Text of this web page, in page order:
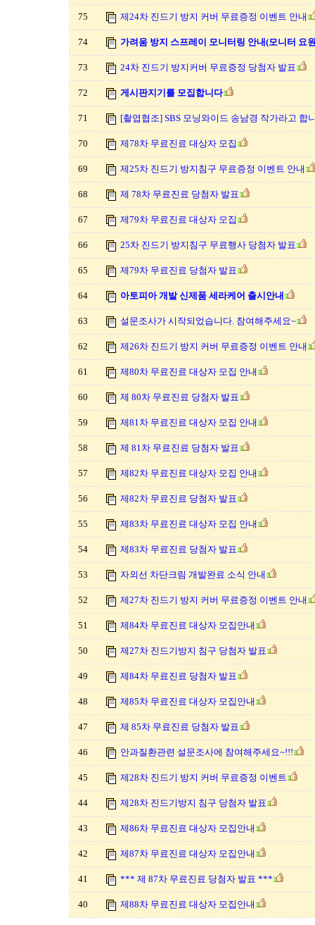
75 제24차 진드기 방지 커버 무료증정 이벤트 안내
74 가려움 방지 스프레이 모니터링 안내(모니터 요
73 24차 진드기 방지커버 무료증정 당첨자 발표
72 게시판지기를 모집합니다
71 [촬엽협조] SBS 모닝와이드 송남경 작가라고 합
70 제78차 무료진료 대상자 모집
69 제25차 진드기 방지침구 무료증정 이벤트 안내
68 제 78차 무료진료 당첨자 발표
67 제79차 무료진료 대상자 모집
66 25차 진드기 방지침구 무료행사 당첨자 발표
65 제79차 무료진료 당첨자 발표
64 아토피아 개발 신제품 세라케어 출시안내
63 설문조사가 시작되었습니다. 참여해주세요~
62 제26차 진드기 방지 커버 무료증정 이벤트 안내
61 제80차 무료진료 대상자 모집 안내
60 제 80차 무료진료 당첨자 발표
59 제81차 무료진료 대상자 모집 안내
58 제 81차 무료진료 당첨자 발표
57 제82차 무료진료 대상자 모집 안내
56 제82차 무료진료 당첨자 발표
55 제83차 무료진료 대상자 모집 안내
54 제83차 무료진료 당첨자 발표
53 자외선 차단크림 개발완료 소식 안내
52 제27차 진드기 방지 커버 무료증정 이벤트 안내
51 제84차 무료진료 대상자 모집안내
50 제27차 진드기방지 침구 당첨자 발표
49 제84차 무료진료 당첨자 발표
48 제85차 무료진료 대상자 모집안내
47 제 85차 무료진료 당첨자 발표
46 안과질환관련 설문조사에 참여해주세요~!!!
45 제28차 진드기 방지 커버 무료증정 이벤트
44 제28차 진드기방지 침구 당첨자 발표
43 제86차 무료진료 대상자 모집안내
42 제87차 무료진료 대상자 모집안내
41 *** 제 87차 무료진료 당첨자 발표 ***
40 제88차 무료진료 대상자 모집안내